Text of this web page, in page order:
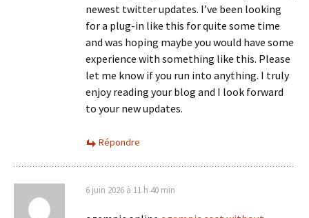
newest twitter updates. I’ve been looking
for a plug-in like this for quite some time
and was hoping maybe you would have some
experience with something like this. Please
let me know if you run into anything. I truly
enjoy reading your blog and I look forward
to your new updates.
Répondre
6 juin 2026 à 11 h 40 min